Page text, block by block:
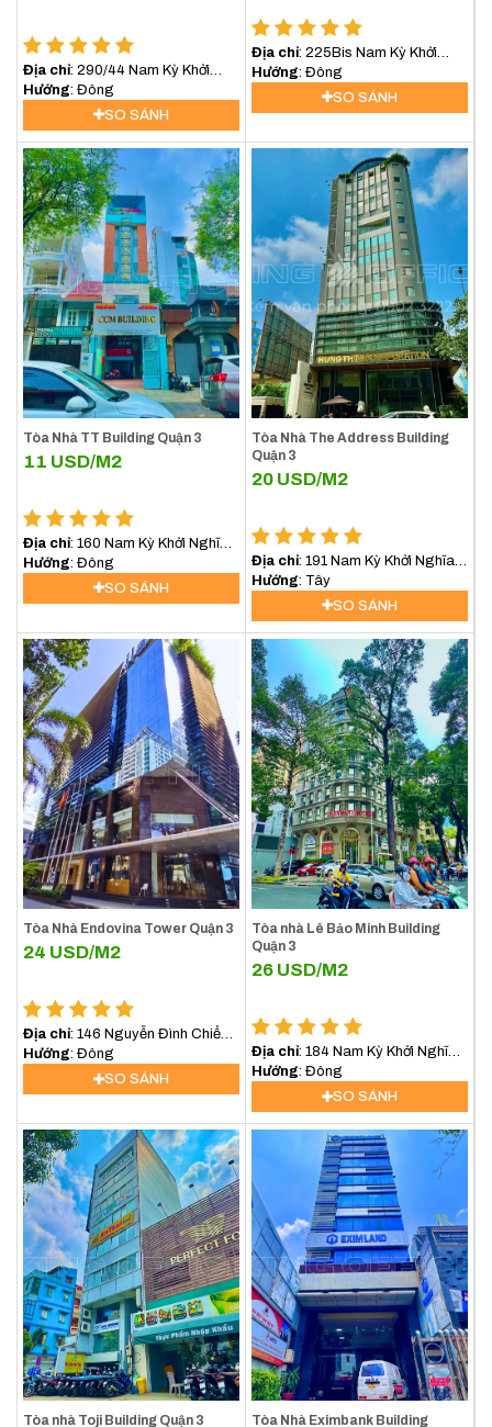
Địa chỉ: 290/44 Nam Kỳ Khởi
Nghĩa, Phường 8, Quận 3, Hồ Chí
Hướng : Đông
SO SÁNH
Địa chỉ: 225Bis Nam Kỳ Khởi
Nghĩa, Phường 7, Quận 3
Hướng : Đông
SO SÁNH
Tòa Nhà TT Building Quận 3
11 USD/M2
Địa chỉ: 160 Nam Kỳ Khởi Nghĩa,
Phường 6, Quận 3
Hướng : Đông
SO SÁNH
Tòa Nhà The Address Building
Quận 3
20 USD/M2
Địa chỉ: 191 Nam Kỳ Khởi Nghĩa,
Phường 7, Quận 3
Hướng : Tây
SO SÁNH
Tòa Nhà Endovina Tower Quận 3
24 USD/M2
Địa chỉ: 146 Nguyễn Đình Chiểu ,
Quận 3
Hướng : Đông
SO SÁNH
Tòa nhà Lê Bảo Minh Building
Quận 3
26 USD/M2
Địa chỉ: 184 Nam Kỳ Khởi Nghĩa,
Phường 6, Quận 3
Hướng : Đông
SO SÁNH
Tòa nhà Toji Building Quận 3 Tòa Nhà Eximbank Building